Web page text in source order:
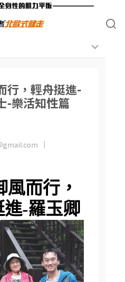
行，輕舟挺進-
-樂活知性篇
風而行，
進-羅玉卿